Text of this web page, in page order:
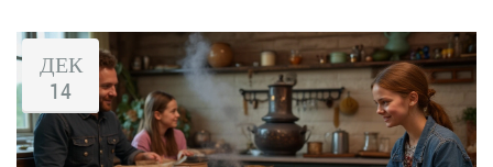
ДЕК
14